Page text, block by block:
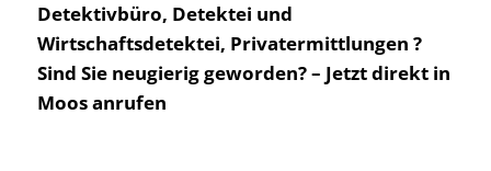
Detektivbüro, Detektei und
Wirtschaftsdetektei, Privatermittlungen ?
Sind Sie neugierig geworden? – Jetzt direkt in
Moos anrufen